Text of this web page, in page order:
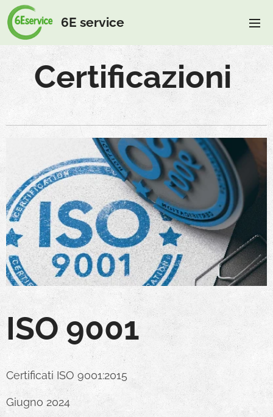
6E service
Certificazioni
ISO 9001
Certificati ISO 9001:2015
Giugno 2024